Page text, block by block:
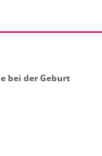
bei der Ge­burt